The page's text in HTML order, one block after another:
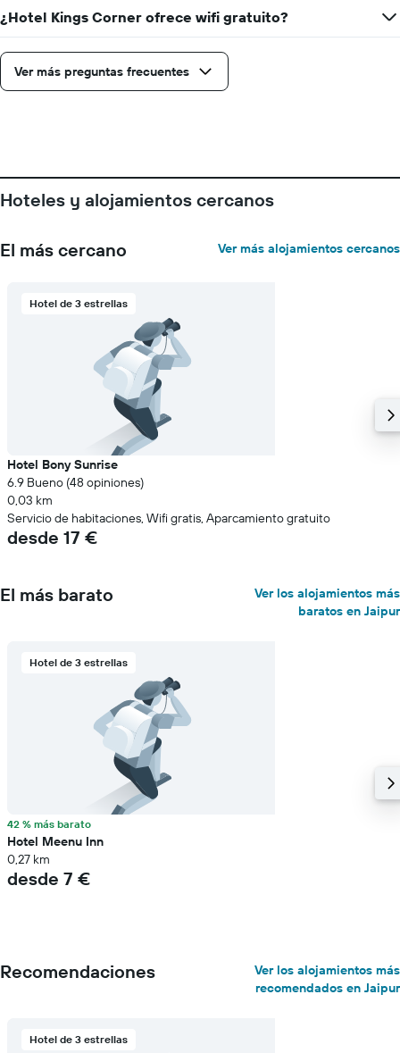
¿Hotel Kings Corner ofrece wifi gratuito?
Ver más preguntas frecuentes
Hoteles y alojamientos cercanos
El más cercano Ver más alojamientos cercanos
Hotel de 3 estrellas
Hotel Bony Sunrise
6.9 Bueno (48 opiniones)
0,03 km
Servicio de habitaciones, Wifi gratis, Aparcamiento gratuito
desde 17 €
El más barato
Ver los alojamientos más
baratos en Jaipur
Hotel de 3 estrellas
42 % más barato
Hotel Meenu Inn
0,27 km
desde 7 €
Recomendaciones
Ver los alojamientos más
recomendados en Jaipur
Hotel de 3 estrellas